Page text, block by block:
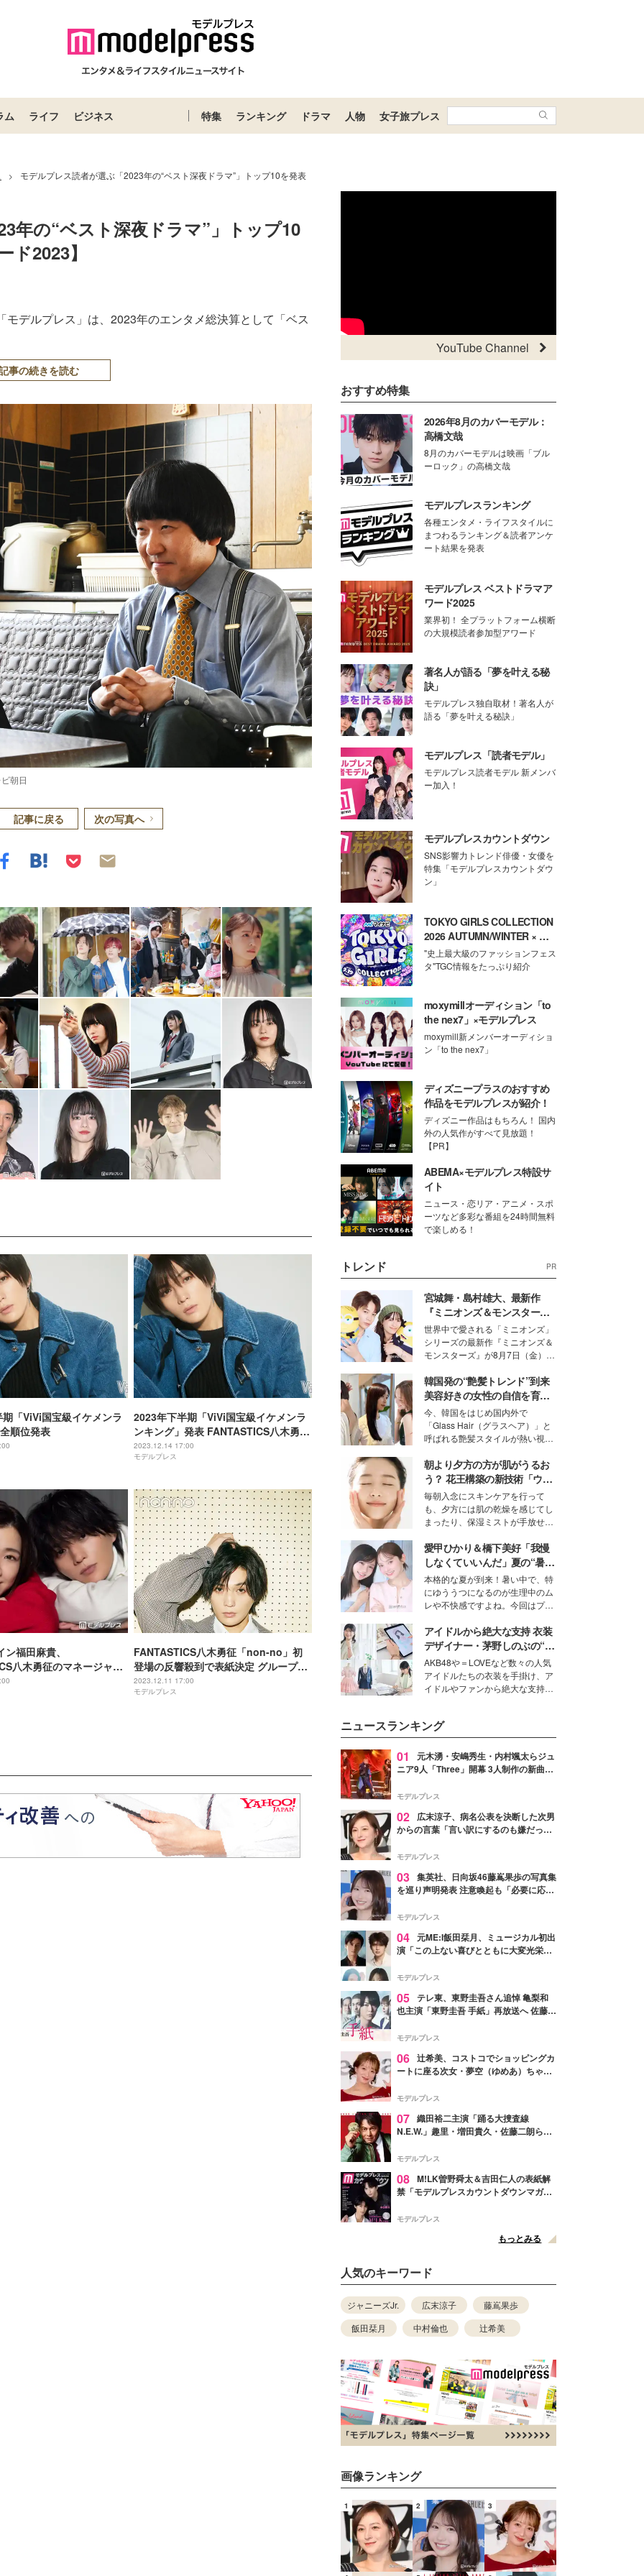
ム ライフ ビジネス 特集 ランキング ドラマ 人物 女子旅プレス
> モデルプレス読者が選ぶ「2023年の“ベスト深夜ドラマ”」トップ10を発表
年の“ベスト深夜ドラマ”」トップ10
2023】
デルプレス」は、2023年のエンタメ総決算として「ベス
事の続きを読む
朝日
記事に戻る 次の写真へ
「ViVi国宝級イケメンラ
順位発表
2023年下半期「ViVi国宝級イケメンラ
ンキング」発表 FANTASTICS八木勇征
がNOW部門で初の首位
2023.12.14 17:00
モデルプレス
福田麻貴、
八木勇征のマネージャー
たいこと 共通の知り合い
FANTASTICS八木勇征「non-no」初
登場の反響殺到で表紙決定 グループ・
演技のこと語る
2023.12.11 17:00
モデルプレス
YouTube Channel
おすすめ特集
2026年8月のカバーモデル：
高橋文哉
8月のカバーモデルは映画「ブル
ーロック」の高橋文哉
モデルプレスランキング
各種エンタメ・ライフスタイルに
まつわるランキング＆読者アンケ
ート結果を発表
モデルプレス ベストドラマア
ワード2025
業界初！ 全プラットフォーム横断
の大規模読者参加型アワード
著名人が語る「夢を叶える秘
訣」
モデルプレス独自取材！著名人が
語る「夢を叶える秘訣」
モデルプレス「読者モデル」
モデルプレス読者モデル 新メンバ
ー加入！
モデルプレスカウントダウン
SNS影響力トレンド俳優・女優を
特集「モデルプレスカウントダウ
ン」
TOKYO GIRLS COLLECTION
2026 AUTUMN/WINTER × モ
デルプレス
"史上最大級のファッションフェス
タ"TGC情報をたっぷり紹介
moxymillオーディション「to
the nex7」×モデルプレス
moxymill新メンバーオーディショ
ン「to the nex7」
ディズニープラスのおすすめ
作品をモデルプレスが紹介！
ディズニー作品はもちろん！ 国内
外の人気作がすべて見放題！
【PR】
ABEMA×モデルプレス特設サ
イト
ニュース・恋リア・アニメ・スポ
ーツなど多彩な番組を24時間無料
で楽しめる！
トレンド PR
宮城舞・島村雄大、最新作
『ミニオンズ＆モンスター
ズ』の魅力熱弁 ハチャメチャ
だけじゃない“友情と絆”に感
動
世界中で愛される「ミニオンズ」
シリーズの最新作『ミニオンズ＆
モンスターズ』が8月7日（金）に
ニオン好き”という共通点を持つモ
デルの宮城舞と島村雄大の特別対
談をお届け！それぞれの視点か
ら、今作ならではの魅力や予想外
の感動をもたらす奥深いストーリ
ーについて熱く語り合ってもらっ
た。
韓国発の“艶髪トレンド”到来
美容好きの女性の自信を育む
「ヘアケア事情」って？
今、韓国をはじめ国内外で
「Glass Hair（グラスヘア）」と
呼ばれる艶髪スタイルが熱い視線
ションの完成度を高めるベースと
して、“髪そのものの美しさ”に改
めて注目する人が増えている様
子。今回は、そんな憧れの艶やか
な髪を日常で叶える、美容好きの
女性たちのヘアケア事情を紹介し
ます。
朝より夕方の方が肌がうるお
う？ 花王構築の新技術「ウォ
ーターキャプチャリングスキ
ン（捕水肌）」がスキンケア
の常識を変える予感
毎朝入念にスキンケアを行って
も、夕方には肌の乾燥を感じてし
まったり、保湿ミストが手放せな
な美容の常識を大きく変える可能
性を秘めた、革新的な「Water
Capturing Skin（ウォーターキャ
プチャリングスキン：捕水肌）」
技術を、花王が構築した。
愛甲ひかり＆橋下美好「我慢
しなくていいんだ」夏の“暑さ
対策”の新しい選択肢とは？
本格的な夏が到来！暑い中で、特
にゆううつになるのが生理中のム
レや不快感ですよね。今回はプラ
モデル・愛甲ひかりさんと橋下美
好さんを迎えて本音で女子会トー
ク。猛暑のお出かけを快適に過ご
すヒントや、2人が感動した夏の
生理の新常識にも迫りました。
アイドルから絶大な支持 衣装
デザイナー・茅野しのぶの“可
愛い”を作る美学＜「シチズン
クロスシー」インタビュー＞
AKB48や＝LOVEなど数々の人気
アイドルたちの衣装を手掛け、ア
イドルやファンから絶大な支持を
ター・茅野しのぶ。一人ひとりの
個性に寄り添い、魅力を引き出す
衣装作りは、多くの女性たちに勇
気と自信を与え続けている。
ニュースランキング
01
元木湧・安嶋秀生・内村颯太らジュ
ニア9人「Three」開幕 3人制作の新曲＆
進んで夢を掴みたい」【ゲネプロレポ】
モデルプレス
02
広末涼子、病名公表を決断した次男
からの言葉「言い訳にするのも嫌だっ
モデルプレス
03 集英社、日向坂46藤嶌果歩の写真集
を巡り声明発表 注意喚起も「必要に応じ
モデルプレス
04 元ME:I飯田栞月、ミュージカル初出
演「この上ない喜びとともに大変光栄」
ャスト発表
モデルプレス
05 テレ東、東野圭吾さん追悼 亀梨和
也主演「東野圭吾 手紙」再放送へ 佐藤隆
モデルプレス
06 辻希美、コストコでショッピングカ
ートに座る次女・夢空（ゆめあ）ちゃん
ぎ」「成長を感じる」の声
モデルプレス
07 織田裕二主演「踊る大捜査線
N.E.W.」趣里・増田貴久・佐藤二朗ら新
徴する“謎のキーワード”も
モデルプレス
08 M!LK曽野舜太＆吉田仁人の表紙解
禁「モデルプレスカウントダウンマガジ
モデルプレス
もっとみる
人気のキーワード
ジャニーズJr. 広末涼子
藤嶌果歩
飯田栞月
中村倫也 辻希美
画像ランキング
1 2 3